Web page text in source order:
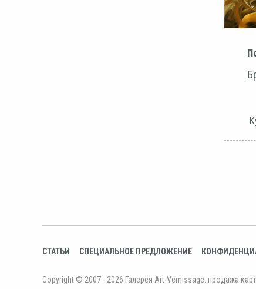
СТАТЬИ СПЕЦИАЛЬНОЕ ПРЕДЛОЖЕНИЕ
Copyright © 2007 - 2026 Галерея Art-Vernissage: продажа